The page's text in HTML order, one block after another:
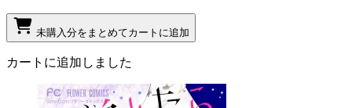
未購入分をまとめてカートに追加
カートに追加しました